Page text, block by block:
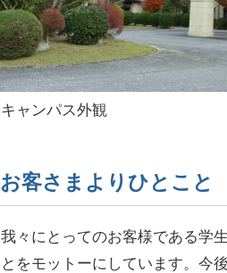
キャンパス外観
お客さまよりひとこと
我々にとってのお客様である学
とをモットーにしています。今